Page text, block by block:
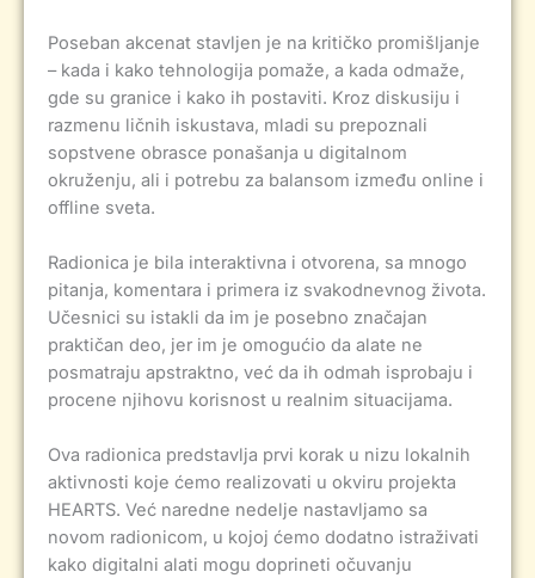
Poseban akcenat stavljen je na kritičko promišljanje
– kada i kako tehnologija pomaže, a kada odmaže,
gde su granice i kako ih postaviti. Kroz diskusiju i
razmenu ličnih iskustava, mladi su prepoznali
sopstvene obrasce ponašanja u digitalnom
okruženju, ali i potrebu za balansom između online i
offline sveta.
Radionica je bila interaktivna i otvorena, sa mnogo
pitanja, komentara i primera iz svakodnevnog života.
Učesnici su istakli da im je posebno značajan
praktičan deo, jer im je omogućio da alate ne
posmatraju apstraktno, već da ih odmah isprobaju i
procene njihovu korisnost u realnim situacijama.
Ova radionica predstavlja prvi korak u nizu lokalnih
aktivnosti koje ćemo realizovati u okviru projekta
HEARTS. Već naredne nedelje nastavljamo sa
novom radionicom, u kojoj ćemo dodatno istraživati
kako digitalni alati mogu doprineti očuvanju